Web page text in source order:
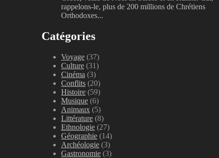
rappelons-le, plus de 200 millions de Chrétiens
Orthodoxes...
Catégories
Voyage (37)
Culture (31)
Cinéma (3)
Conflits (20)
Histoire (59)
Musique (6)
Animaux (5)
Littérature (8)
Ethnologie (27)
Géographie (14)
Archéologie (3)
Gastronomie (3)